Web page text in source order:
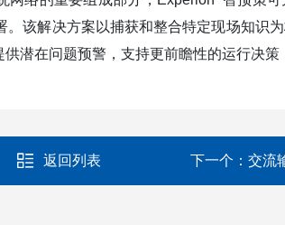
该解决方案以捕获和整合特定现场知识
潜在问题预警，支持更前瞻性的运行决
返回列表 下一个： 交流